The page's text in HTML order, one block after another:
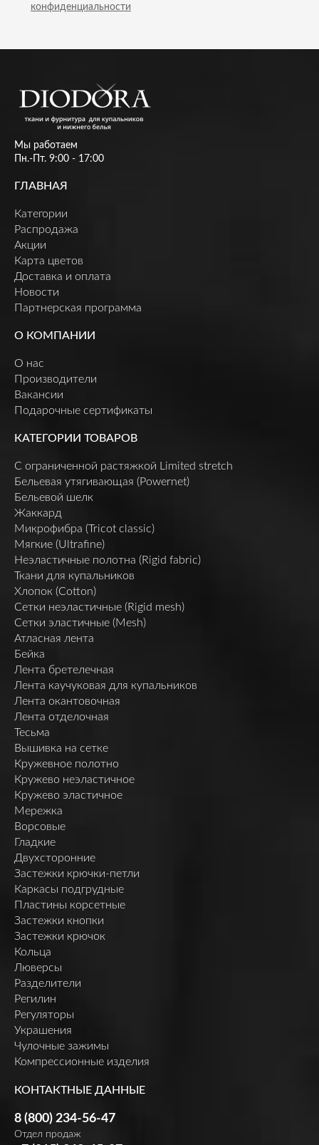
конфиденциальности
Мы работаем
Пн.-Пт. 9:00 - 17:00
ГЛАВНАЯ
Категории
Распродажа
Акции
Карта цветов
Доставка и оплата
Новости
Партнерская программа
О КОМПАНИИ
О нас
Производители
Вакансии
Подарочные сертификаты
КАТЕГОРИИ ТОВАРОВ
C ограниченной растяжкой Limited stretch
Бельевая утягивающая (Powernet)
Бельевой шелк
Жаккард
Микрофибра (Tricot classic)
Мягкие (Ultrafine)
Неэластичные полотна (Rigid fabric)
Ткани для купальников
Хлопок (Cotton)
Сетки неэластичные (Rigid mesh)
Сетки эластичные (Mesh)
Атласная лента
Бейка
Лента бретелечная
Лента каучуковая для купальников
Лента окантовочная
Лента отделочная
Тесьма
Вышивка на сетке
Кружевное полотно
Кружево неэластичное
Кружево эластичное
Мережка
Ворсовые
Гладкие
Двухсторонние
Застежки крючки-петли
Каркасы подгрудные
Пластины корсетные
Застежки кнопки
Застежки крючок
Кольца
Люверсы
Разделители
Регилин
Регуляторы
Украшения
Чулочные зажимы
Компрессионные изделия
КОНТАКТНЫЕ ДАННЫЕ
8 (800) 234-56-47
Отдел продаж